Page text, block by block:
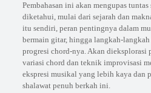
Pembahasan ini akan mengupas
diketahui, mulai dari sejarah dan
itu sendiri, peran pentingnya dalam
bermain gitar, hingga langkah-
progresi chord-nya. Akan dieksplorasi
variasi chord dan teknik improvisasi
ekspresi musikal yang lebih kaya dan
shalawat penuh berkah ini.